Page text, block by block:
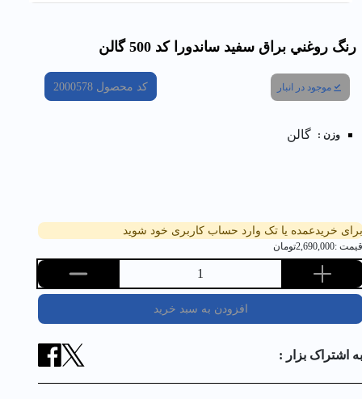
رنگ روغني براق سفيد ساندورا کد 500 گالن
موجود در انبار کد محصول 2000578
وزن : گالن
برای خریدعمده یا تک وارد حساب کاربری خود شوید
قیمت :2,690,000تومان
1
افزودن به سبد خرید
به اشتراک بزار :